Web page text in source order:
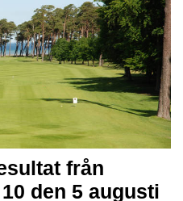
från
den 5 augusti